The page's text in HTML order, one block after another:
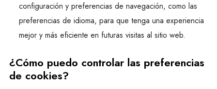
configuración y preferencias de navegación, como las
preferencias de idioma, para que tenga una experiencia
mejor y más eficiente en futuras visitas al sitio web.
¿Cómo puedo controlar las preferencias
de cookies?